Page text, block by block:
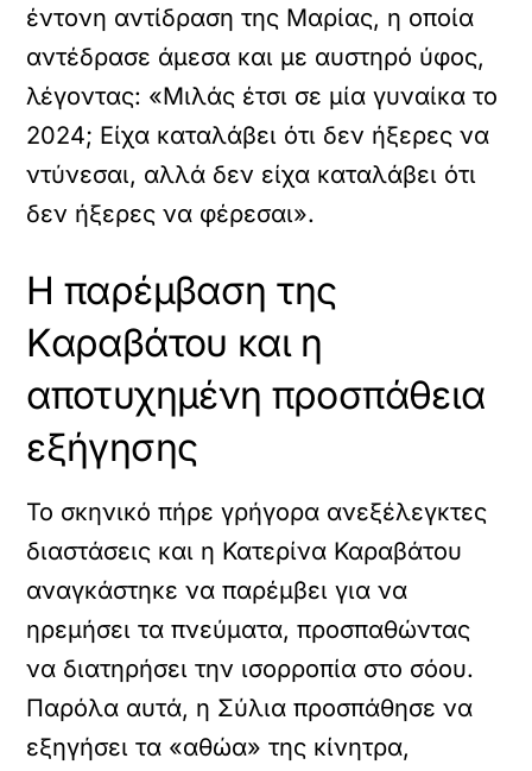
έντονη αντίδραση της Μαρίας, η οποία
αντέδρασε άμεσα και με αυστηρό ύφος,
λέγοντας: «Μιλάς έτσι σε μία γυναίκα το
2024; Είχα καταλάβει ότι δεν ήξερες να
ντύνεσαι, αλλά δεν είχα καταλάβει ότι
δεν ήξερες να φέρεσαι».
Η παρέμβαση της
Καραβάτου και η
αποτυχημένη προσπάθεια
εξήγησης
Το σκηνικό πήρε γρήγορα ανεξέλεγκτες
διαστάσεις και η Κατερίνα Καραβάτου
αναγκάστηκε να παρέμβει για να
ηρεμήσει τα πνεύματα, προσπαθώντας
να διατηρήσει την ισορροπία στο σόου.
Παρόλα αυτά, η Σύλια προσπάθησε να
εξηγήσει τα «αθώα» της κίνητρα,